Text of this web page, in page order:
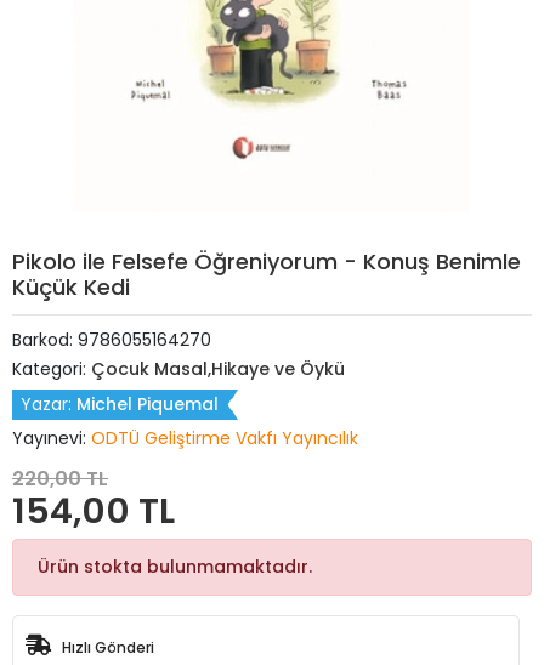
Pikolo ile Felsefe Öğreniyorum - Konuş Benimle
Küçük Kedi
Barkod: 9786055164270
Kategori: Çocuk Masal,Hikaye ve Öykü
Yazar: Michel Piquemal
Yayınevi: ODTÜ Geliştirme Vakfı Yayıncılık
220,00 TL
154,00 TL
Ürün stokta bulunmamaktadır.
Hızlı Gönderi